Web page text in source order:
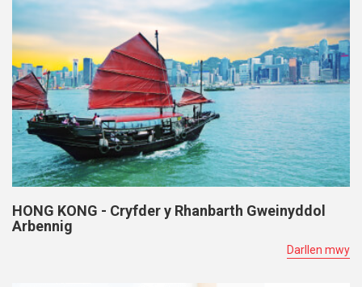
HONG KONG - Cryfder y Rhanbarth Gweinyddol
Arbennig
Darllen mwy